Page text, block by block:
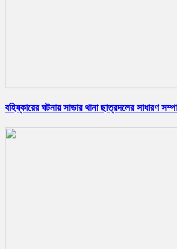
বহিষ্কারের ঘটনায় সাভার থানা ছাত্রদলের সাধারণ